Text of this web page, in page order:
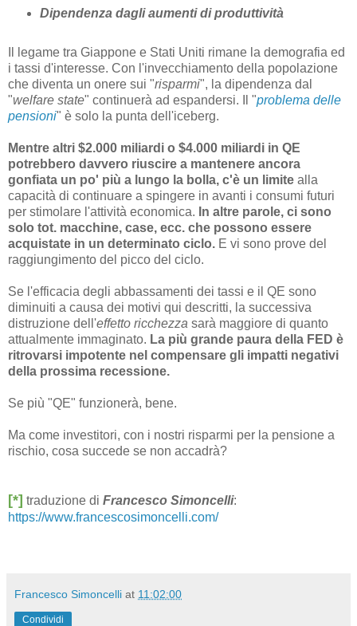
Dipendenza dagli aumenti di produttività
Il legame tra Giappone e Stati Uniti rimane la demografia ed
i tassi d'interesse. Con l'invecchiamento della popolazione
che diventa un onere sui "risparmi", la dipendenza dal
"welfare state" continuerà ad espandersi. Il "problema delle
pensioni" è solo la punta dell'iceberg.
Mentre altri $2.000 miliardi o $4.000 miliardi in QE
potrebbero davvero riuscire a mantenere ancora
gonfiata un po' più a lungo la bolla, c'è un limite alla
capacità di continuare a spingere in avanti i consumi futuri
per stimolare l'attività economica. In altre parole, ci sono
solo tot. macchine, case, ecc. che possono essere
acquistate in un determinato ciclo. E vi sono prove del
raggiungimento del picco del ciclo.
Se l'efficacia degli abbassamenti dei tassi e il QE sono
diminuiti a causa dei motivi qui descritti, la successiva
distruzione dell'effetto ricchezza sarà maggiore di quanto
attualmente immaginato. La più grande paura della FED è
ritrovarsi impotente nel compensare gli impatti negativi
della prossima recessione.
Se più "QE" funzionerà, bene.
Ma come investitori, con i nostri risparmi per la pensione a
rischio, cosa succede se non accadrà?
[*] traduzione di Francesco Simoncelli:
https://www.francescosimoncelli.com/
Francesco Simoncelli at 11:02:00
Condividi